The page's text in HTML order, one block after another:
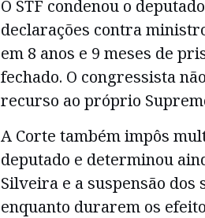
O STF condenou o
declarações contra
em 8 anos e 9 meses de
fechado. O congressista
recurso ao próprio
A Corte também impôs
deputado e determinou
Silveira e a suspensão
enquanto durarem os